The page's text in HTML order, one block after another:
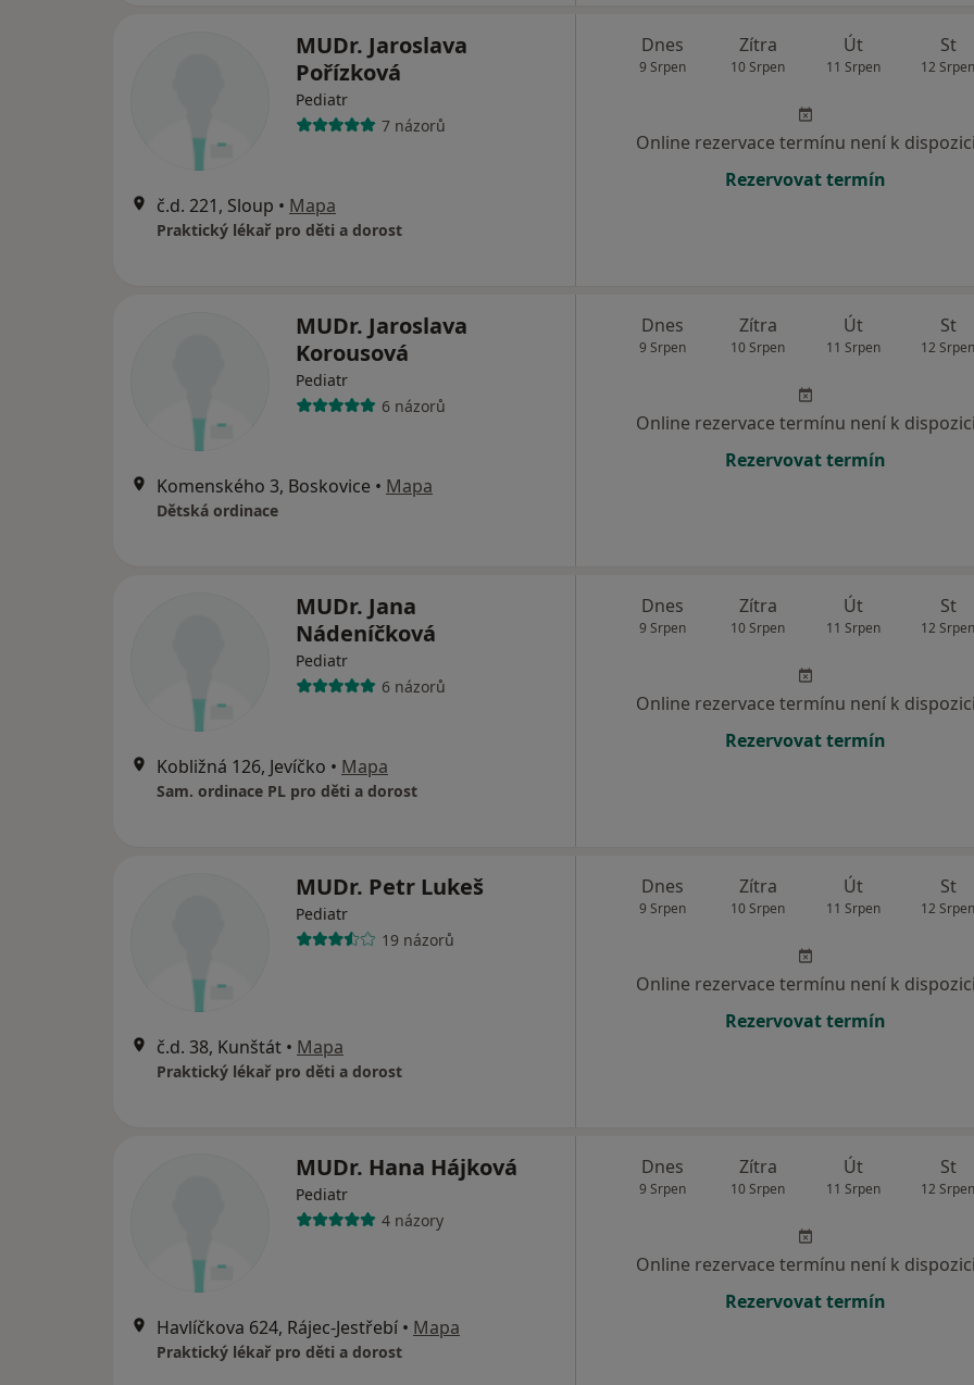
MUDr. Jaroslava
Pořízková
Pediatr
7 názorů
č.d. 221, Sloup • Mapa
Praktický lékař pro děti a dorost
Dnes
9 Srpen
Zítra
10 Srpen
Út
11 Srpen
St
12 Srpen
Online rezervace termínu není k dispozici
Rezervovat termín
MUDr. Jaroslava
Korousová
Pediatr
6 názorů
Komenského 3, Boskovice • Mapa
Dětská ordinace
Dnes
9 Srpen
Zítra
10 Srpen
Út
11 Srpen
St
12 Srpen
Online rezervace termínu není k dispozici
Rezervovat termín
MUDr. Jana
Nádeníčková
Pediatr
6 názorů
Kobližná 126, Jevíčko • Mapa
Sam. ordinace PL pro děti a dorost
Dnes
9 Srpen
Zítra
10 Srpen
Út
11 Srpen
St
12 Srpen
Online rezervace termínu není k dispozici
Rezervovat termín
MUDr. Petr Lukeš
Pediatr
19 názorů
č.d. 38, Kunštát • Mapa
Praktický lékař pro děti a dorost
Dnes
9 Srpen
Zítra
10 Srpen
Út
11 Srpen
St
12 Srpen
Online rezervace termínu není k dispozici
Rezervovat termín
MUDr. Hana Hájková
Pediatr
4 názory
Havlíčkova 624, Rájec-Jestřebí • Mapa
Praktický lékař pro děti a dorost
Dnes
9 Srpen
Zítra
10 Srpen
Út
11 Srpen
St
12 Srpen
Online rezervace termínu není k dispozici
Rezervovat termín